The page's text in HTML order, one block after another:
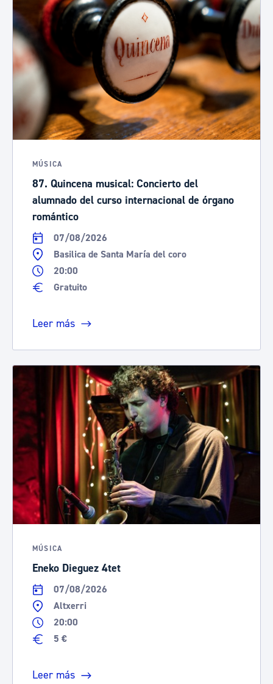
MÚSICA
87. Quincena musical: Concierto del
alumnado del curso internacional de órgano
romántico
07/08/2026
Basilica de Santa María del coro
20:00
Gratuito
Leer más
MÚSICA
Eneko Dieguez 4tet
07/08/2026
Altxerri
20:00
5 €
Leer más